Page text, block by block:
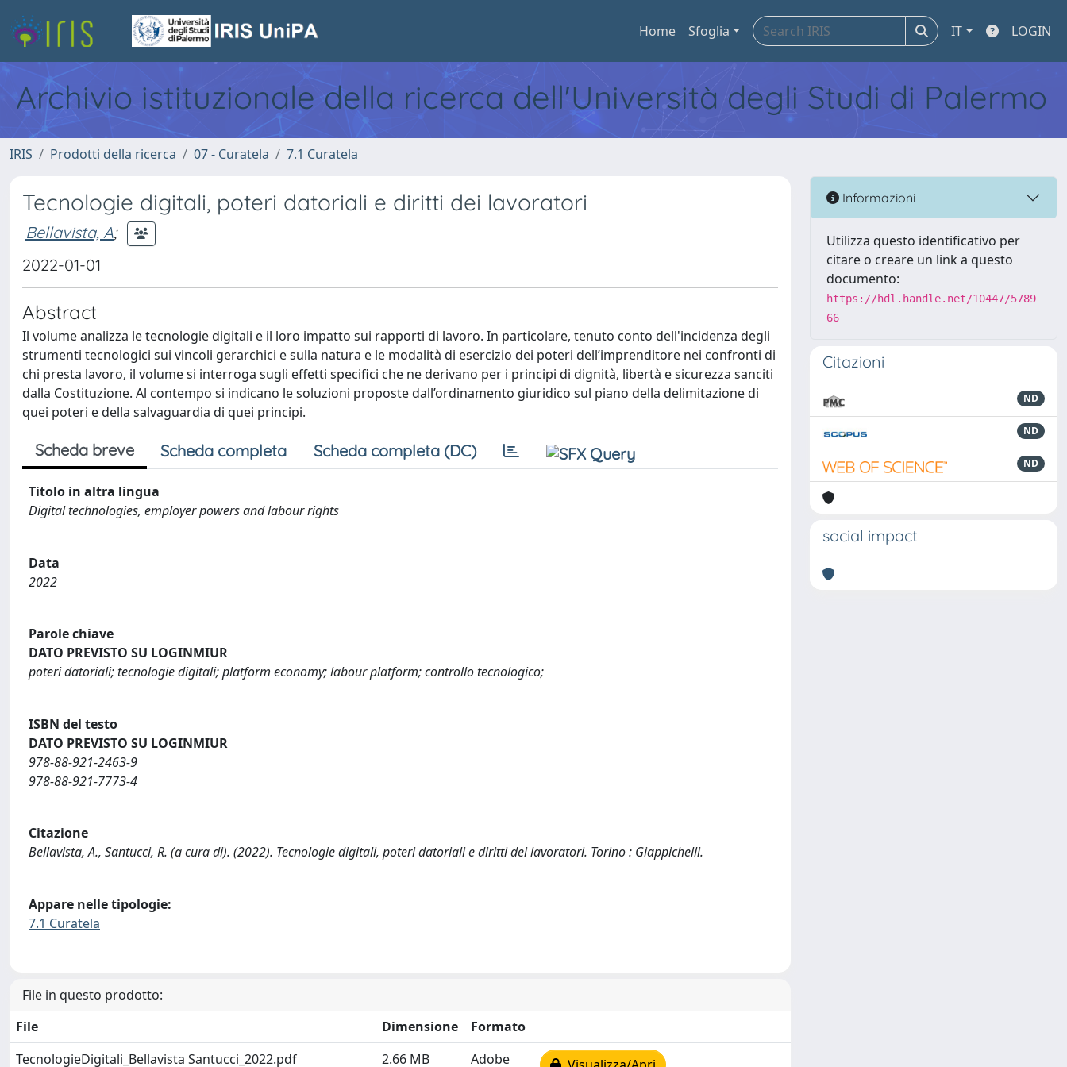
Home Sfoglia IT LOGIN
Archivio istituzionale della ricerca dell'Università degli Studi di Palermo
IRIS Prodotti della ricerca 07 - Curatela 7.1 Curatela
Tecnologie digitali, poteri datoriali e diritti dei lavoratori
Bellavista, A;
2022-01-01
Abstract
Il volume analizza le tecnologie digitali e il loro impatto sui rapporti di lavoro. In particolare, tenuto conto dell'incidenza degli
strumenti tecnologici sui vincoli gerarchici e sulla natura e le modalità di esercizio dei poteri dell’imprenditore nei confronti di
chi presta lavoro, il volume si interroga sugli effetti specifici che ne derivano per i principi di dignità, libertà e sicurezza sanciti
dalla Costituzione. Al contempo si indicano le soluzioni proposte dall’ordinamento giuridico sul piano della delimitazione di
quei poteri e della salvaguardia di quei principi.
Scheda breve Scheda completa Scheda completa (DC)
Titolo in altra lingua
Digital technologies, employer powers and labour rights
Data
2022
Parole chiave
DATO PREVISTO SU LOGINMIUR
poteri datoriali; tecnologie digitali; platform economy; labour platform; controllo tecnologico;
ISBN del testo
DATO PREVISTO SU LOGINMIUR
978-88-921-2463-9
978-88-921-7773-4
Citazione
Bellavista, A., Santucci, R. (a cura di). (2022). Tecnologie digitali, poteri datoriali e diritti dei lavoratori. Torino : Giappichelli.
Appare nelle tipologie:
7.1 Curatela
File in questo prodotto:
File
Dimensione
Formato
TecnologieDigitali_Bellavista Santucci_2022.pdf
2.66 MB Adobe
Informazioni
Utilizza questo identificativo per
citare o creare un link a questo
documento:
https://hdl.handle.net/10447/5789
66
Citazioni
ND
ND
ND
social impact